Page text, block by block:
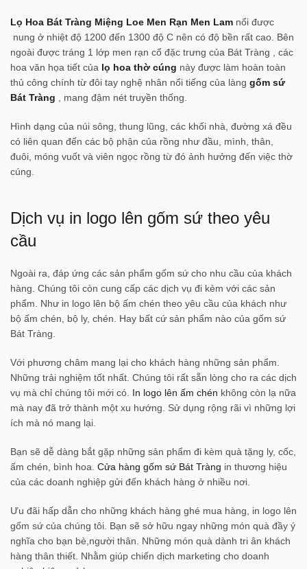
Lọ Hoa Bát Tràng Miệng Loe Men Rạn Men Lam nổi được
nung ở nhiệt độ 1200 đến 1300 độ C nên có độ bền rất cao. Bên
ngoài được tráng 1 lớp men rạn cổ đặc trưng của Bát Tràng , các
hoa văn họa tiết của lọ hoa thờ cúng này được làm hoàn toàn
thủ công chính từ đôi tay nghệ nhân nổi tiếng của làng gốm sứ
Bát Tràng , mang đậm nét truyền thống.
Hình dạng của núi sông, thung lũng, các khối nhà, đường xá đều
có liên quan đến các bộ phận của rồng như đầu, mình, thân,
đuôi, móng vuốt và viên ngọc rồng từ đó ảnh hưởng đến việc thờ
cúng.
Dịch vụ in logo lên gốm sứ theo yêu
cầu
Ngoài ra, đáp ứng các sản phẩm gốm sứ cho nhu cầu của khách
hàng. Chúng tôi còn cung cấp các dịch vụ đi kèm với các sản
phẩm. Như in logo lên bộ ấm chén theo yêu cầu của khách như
bộ ấm chén, bộ ly, chén. Hay bất cứ sản phẩm nào của gốm sứ
Bát Tràng.
Với phương châm mang lại cho khách hàng những sản phẩm.
Những trải nghiệm tốt nhất. Chúng tôi rất sẵn lòng cho ra các dịch
vụ mà chỉ chúng tôi mới có. In logo lên ấm chén không còn lạ nữa
mà nay đã trở thành một xu hướng. Sử dụng rộng rãi vì những lợi
ích mà nó mang lại.
Bạn sẽ dễ dàng bắt gặp những sản phẩm đi kèm quà tặng ly, cốc,
ấm chén, bình hoa. Cửa hàng gốm sứ Bát Tràng in thương hiệu
của các doanh nghiệp gửi đến khách hàng ở nhiều nơi.
Ưu đãi hấp dẫn cho những khách hàng ghé mua hàng, in logo lên
gốm sứ của chúng tôi. Bạn sẽ sở hữu ngay những món quà đầy ý
nghĩa cho bạn bè,người thân. Những món quà dành tri ân khách
hàng thân thiết. Nhằm giúp chiến dịch marketing cho doanh